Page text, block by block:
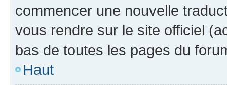
commencer une nouvelle
vous rendre sur le site officiel
bas de toutes les pages du
Haut